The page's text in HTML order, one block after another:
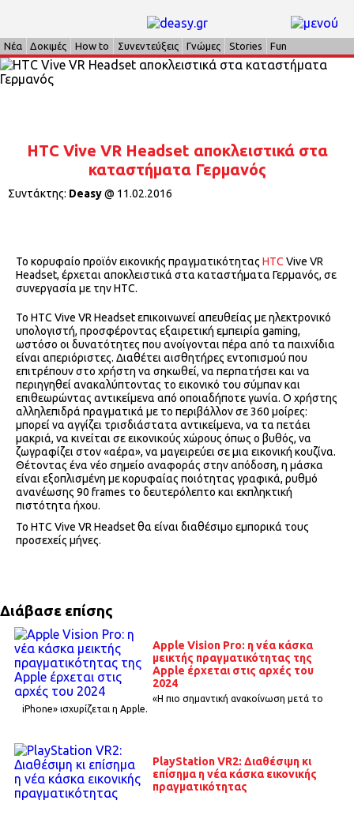
Νέα Δοκιμές How to Συνεντεύξεις Γνώμες Stories Fun
HTC Vive VR Ηeadset αποκλειστικά στα
καταστήματα Γερμανός
Συντάκτης: Deasy@ 11.02.2016
Το κορυφαίο προϊόν εικονικής πραγματικότητας HTC Vive VR
Headset, έρχεται αποκλειστικά στα καταστήματα Γερμανός, σε
συνεργασία με την HTC.
Το HTC Vive VR Headset επικοινωνεί απευθείας με ηλεκτρονικό
υπολογιστή, προσφέροντας εξαιρετική εμπειρία gaming,
ωστόσο οι δυνατότητες που ανοίγονται πέρα από τα παιχνίδια
είναι απεριόριστες. Διαθέτει αισθητήρες εντοπισμού που
επιτρέπουν στο χρήστη να σηκωθεί, να περπατήσει και να
περιηγηθεί ανακαλύπτοντας το εικονικό του σύμπαν και
επιθεωρώντας αντικείμενα από οποιαδήποτε γωνία. Ο χρήστης
αλληλεπιδρά πραγματικά με το περιβάλλον σε 360 μοίρες:
μπορεί να αγγίζει τρισδιάστατα αντικείμενα, να τα πετάει
μακριά, να κινείται σε εικονικούς χώρους όπως ο βυθός, να
ζωγραφίζει στον «αέρα», να μαγειρεύει σε μια εικονική κουζίνα.
Θέτοντας ένα νέο σημείο αναφοράς στην απόδοση, η μάσκα
είναι εξοπλισμένη με κορυφαίας ποιότητας γραφικά, ρυθμό
ανανέωσης 90 frames το δευτερόλεπτο και εκπληκτική
πιστότητα ήχου.
Το HTC Vive VR Headset θα είναι διαθέσιμο εμπορικά τους
προσεχείς μήνες.
Διάβασε επίσης
Apple Vision Pro: η νέα κάσκα
μεικτής πραγματικότητας της
Apple έρχεται στις αρχές του
2024
«H πιο σημαντική ανακοίνωση μετά το
iPhone» ισχυρίζεται η Apple.
PlayStation VR2: Διαθέσιμη κι
επίσημα η νέα κάσκα εικονικής
πραγματικότητας